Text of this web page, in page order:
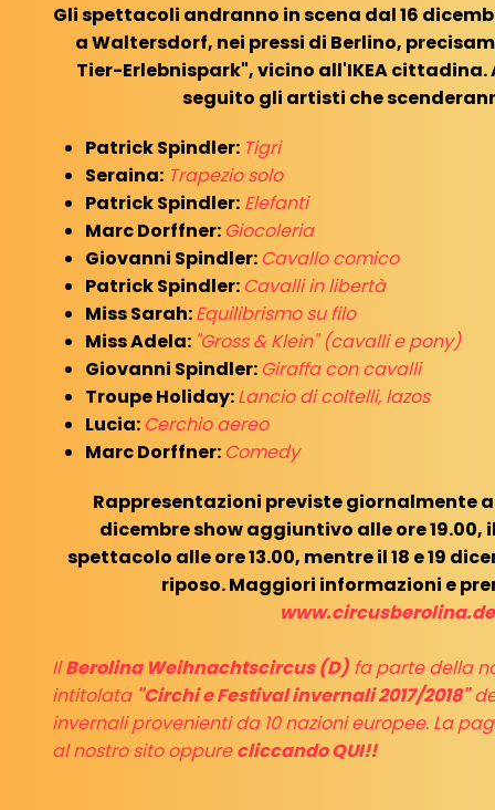
Gli spettacoli andranno in scena dal 16
a Waltersdorf, nei pressi di Berlino,
Tier-Erlebnispark", vicino all'IKEA cittadina.
seguito gli artisti che
Patrick Spindler: Tigri
Seraina: Trapezio solo
Patrick Spindler: Elefanti
Marc Dorffner: Giocoleria
Giovanni Spindler: Cavallo comico
Patrick Spindler: Cavalli in libertà
Miss Sarah:Equilibrismo su filo
Miss Adela: "Gross & Klein" (cavalli e pony)
Giovanni Spindler: Giraffa con cavalli
Troupe Holiday:Lancio di coltelli, lazos
Lucia: Cerchio aereo
Marc Dorffner: Comedy
Rappresentazioni previste giornalmente
dicembre show aggiuntivo alle ore 19.00,
spettacolo alle ore 13.00, mentre il 18 e 19
riposo. Maggiori informazioni e
www.circusberolina.de
IlBerolina Weihnachtscircus (D) fa parte della
intitolata "Circhi e Festival invernali 2017/2018"
invernali provenienti da 10 nazioni europee. La
al nostro sito oppurecliccando QUI!!